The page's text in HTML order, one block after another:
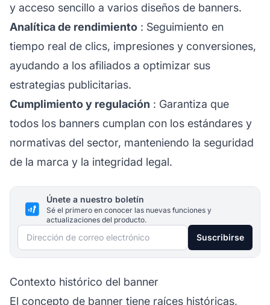
y acceso sencillo a varios diseños de banners.
Analítica de rendimiento : Seguimiento en
tiempo real de clics, impresiones y conversiones,
ayudando a los afiliados a optimizar sus
estrategias publicitarias.
Cumplimiento y regulación : Garantiza que
todos los banners cumplan con los estándares y
normativas del sector, manteniendo la seguridad
de la marca y la integridad legal.
Únete a nuestro boletín
Sé el primero en conocer las nuevas funciones y
actualizaciones del producto.
Dirección de correo electrónico Suscribirse
Contexto histórico del banner
El concepto de banner tiene raíces históricas,